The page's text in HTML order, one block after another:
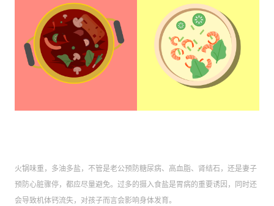
火锅味重，多油多盐，不管是老公预防糖尿病、高血脂、肾结石，还是妻子
预防心脏骤停，都应尽量避免。过多的摄入食盐是胃病的重要诱因，同时还
会导致机体钙流失，对孩子而言会影响身体发育。